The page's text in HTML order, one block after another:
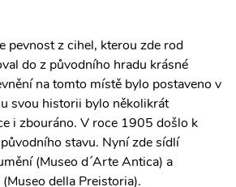
pevnost z cihel, kterou zde rod
do z původního hradu krásné
na tomto místě bylo postaveno v
svou historii bylo několikrát
i zbouráno. V roce 1905 došlo k
stavu. Nyní zde sídlí
(Museo d´Arte Antica) a
della Preistoria).